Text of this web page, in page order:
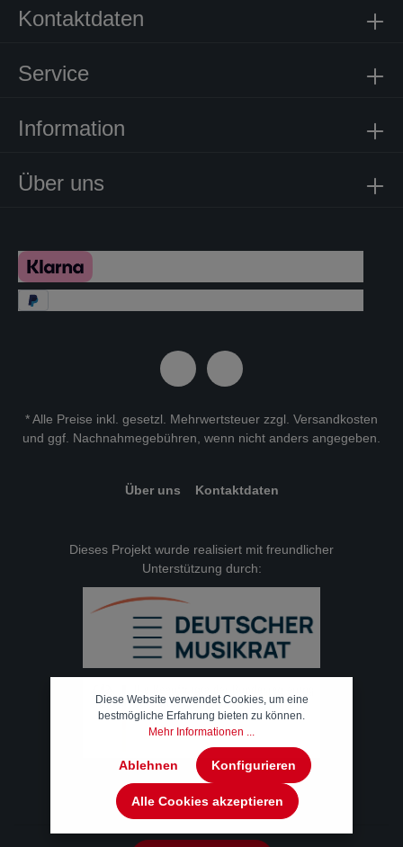
Über uns
Kontaktdaten
Service
Information
* Alle Preise inkl. gesetzl. Mehrwertsteuer zzgl. Versandkosten
und ggf. Nachnahmegebühren, wenn nicht anders angegeben.
Über uns Kontaktdaten
Dieses Projekt wurde realisiert mit freundlicher
Unterstützung durch:
Diese Website verwendet Cookies, um eine
bestmögliche Erfahrung bieten zu können.
Mehr Informationen ...
Ablehnen Konfigurieren
Alle Cookies akzeptieren